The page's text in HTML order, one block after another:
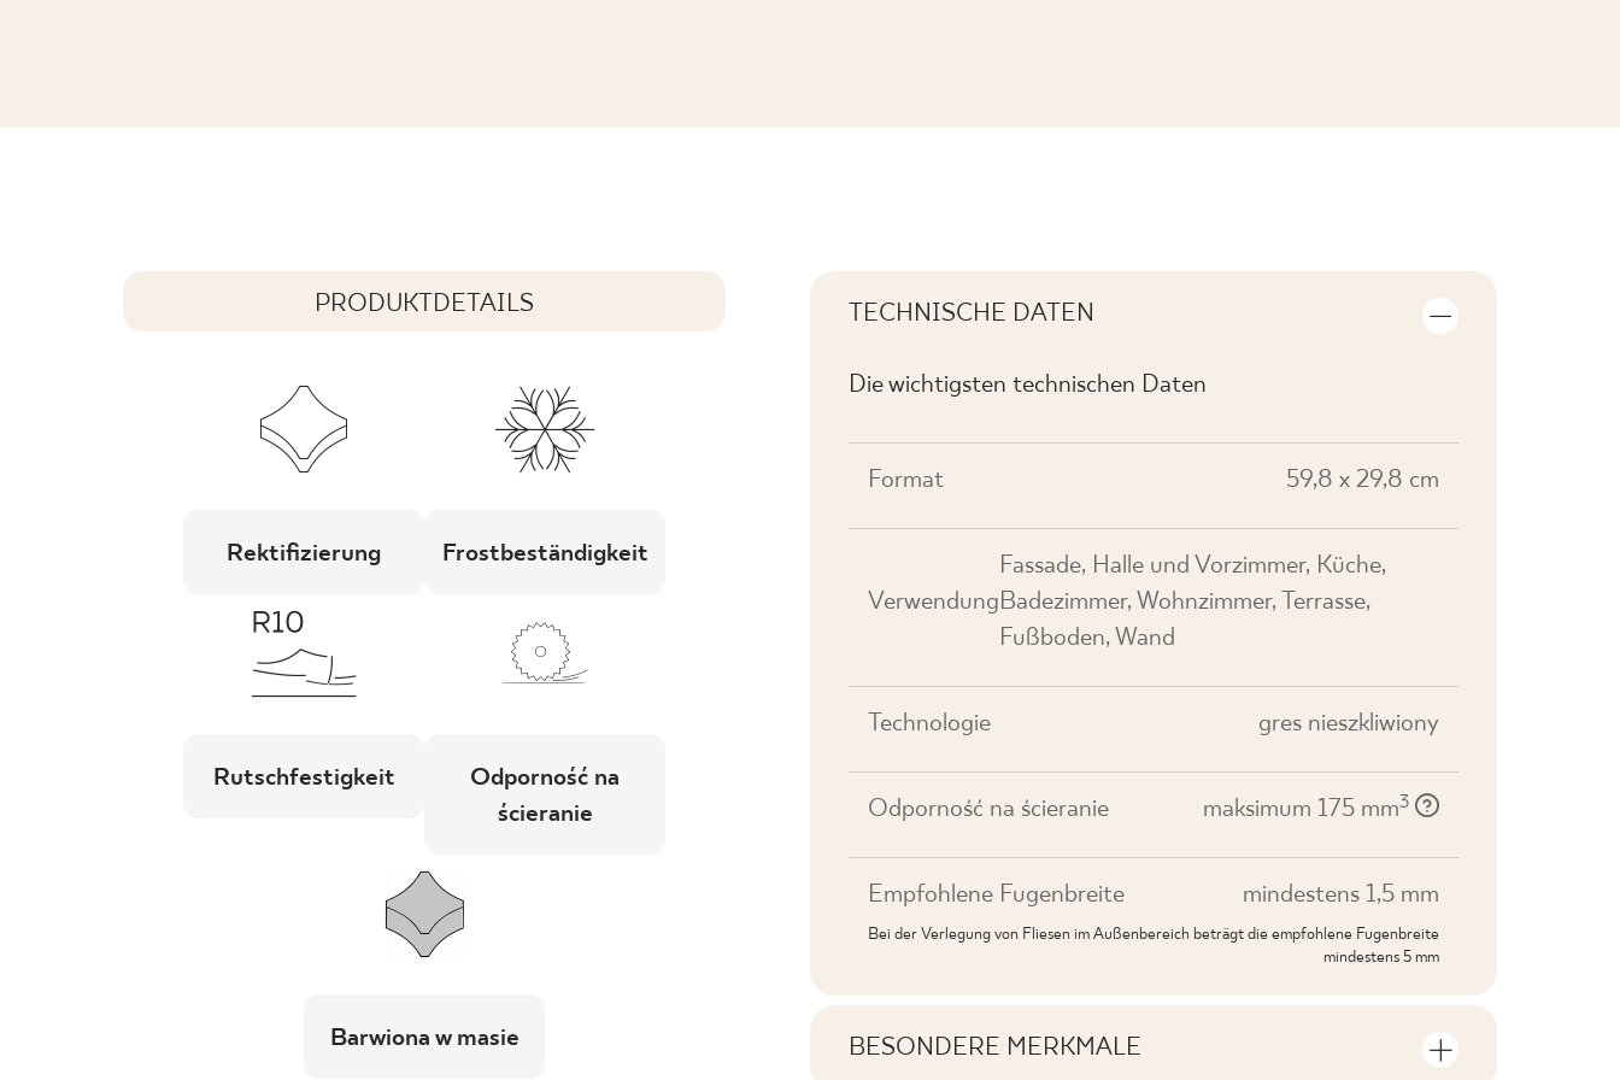
PRODUKTDETAILS
Rektifizierung Frostbeständigkeit
Rutschfestigkeit
Odporność na
ścieranie
Barwiona w masie
TECHNISCHE DATEN
Die wichtigsten technischen Daten
Format 59,8 x 29,8 cm
Verwendung
Fassade, Halle und Vorzimmer, Küche,
Badezimmer, Wohnzimmer, Terrasse,
Fußboden, Wand
Technologie gres nieszkliwiony
Odporność na ścieranie maksimum 175 mm3
Empfohlene Fugenbreite mindestens 1,5 mm
Bei der Verlegung von Fliesen im Außenbereich beträgt die empfohlene Fugenbreite
mindestens 5 mm
BESONDERE MERKMALE